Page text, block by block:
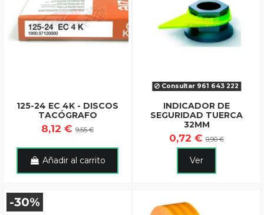
125-24 EC 4K - DISCOS
TACÓGRAFO
8,12 € 9,55 €
Añadir al carrito
Consultar 961 643 222
INDICADOR DE
SEGURIDAD TUERCA
32MM
0,72 € 0,90 €
Ver
-30%